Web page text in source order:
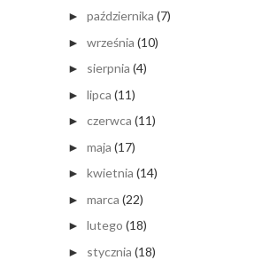
► października (7)
► września (10)
► sierpnia (4)
► lipca (11)
► czerwca (11)
► maja (17)
► kwietnia (14)
► marca (22)
► lutego (18)
► stycznia (18)